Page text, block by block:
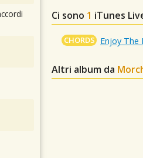
Ci sono 1 iTunes
CHORDS Enjoy The
Altri album da